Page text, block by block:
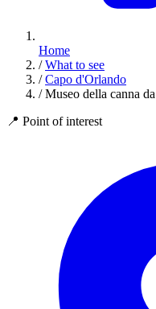
Home
/ What to see
/ Capo d'Orlando
/ Museo della canna
📍 Point of interest